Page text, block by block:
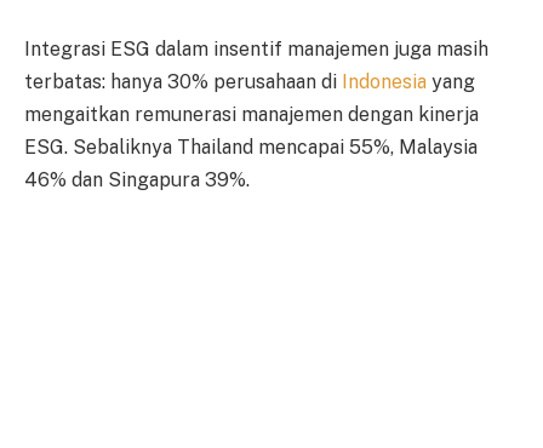
Integrasi ESG dalam insentif manajemen juga masih
terbatas: hanya 30% perusahaan di Indonesia yang
mengaitkan remunerasi manajemen dengan kinerja
ESG. Sebaliknya Thailand mencapai 55%, Malaysia
46% dan Singapura 39%.